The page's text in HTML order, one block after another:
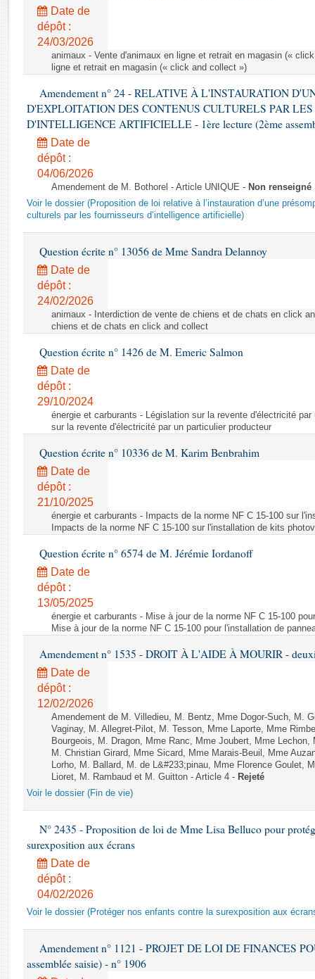
Rapports législatifs
Rapports sur l'application des lois
Baromètre de l’application des lois
Dossiers législatifs
Budget et sécurité sociale
Questions écrites et orales
Comptes rendus des débats
Date de
dépôt :
24/03/2026
animaux - Vente d'animaux en ligne et retrait en magasin («
ligne et retrait en magasin (« click and collect »)
Amendement n° 24 - RELATIVE À L'INSTAURATION
D'EXPLOITATION DES CONTENUS CULTURELS PAR LES
D'INTELLIGENCE ARTIFICIELLE - 1ère lecture (2ème
Date de
dépôt :
04/06/2026
Amendement de M. Bothorel - Article UNIQUE - Non renseigné
Voir le dossier (Proposition de loi relative à l’instauration d’une
culturels par les fournisseurs d’intelligence artificielle)
Question écrite n° 13056 de Mme Sandra Delannoy
Date de
dépôt :
24/02/2026
animaux - Interdiction de vente de chiens et de chats en click
chiens et de chats en click and collect
Question écrite n° 1426 de M. Emeric Salmon
Date de
dépôt :
29/10/2024
énergie et carburants - Législation sur la revente d'électricité
sur la revente d'électricité par un particulier producteur
Question écrite n° 10336 de M. Karim Benbrahim
Date de
dépôt :
21/10/2025
énergie et carburants - Impacts de la norme NF C 15-100 sur
Impacts de la norme NF C 15-100 sur l'installation de kits
Question écrite n° 6574 de M. Jérémie Iordanoff
Date de
dépôt :
13/05/2025
énergie et carburants - Mise à jour de la norme NF C 15-100
Mise à jour de la norme NF C 15-100 pour l'installation de
Amendement n° 1535 - DROIT À L'AIDE À MOURIR -
Date de
dépôt :
12/02/2026
Amendement de M. Villedieu, M. Bentz, Mme Dogor-Such, M.
Vaginay, M. Allegret-Pilot, M. Tesson, Mme Laporte, Mme
Bourgeois, M. Dragon, Mme Ranc, Mme Joubert, Mme
M. Christian Girard, Mme Sicard, Mme Marais-Beuil, Mme
Lorho, M. Ballard, M. de L&#233;pinau, Mme Florence Goulet,
Lioret, M. Rambaud et M. Guitton - Article 4 - Rejeté
Voir le dossier (Fin de vie)
N° 2435 - Proposition de loi de Mme Lisa Belluco pour
surexposition aux écrans
Date de
dépôt :
04/02/2026
Voir le dossier (Protéger nos enfants contre la surexposition aux
Amendement n° 1121 - PROJET DE LOI DE FINANCES
assemblée saisie) - n° 1906